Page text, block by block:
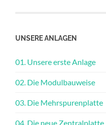
UNSERE ANLAGEN
01. Unsere erste Anlage
02. Die Modulbauweise
03. Die Mehrspurenplatte
04. Die neue Zentralplatte